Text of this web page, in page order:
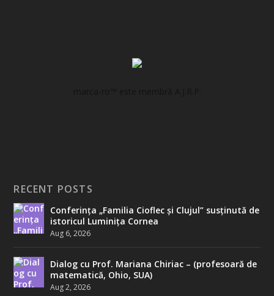
RECENT POSTS
Conferința „Familia Cioflec și Clujul” susținută de
istoricul Luminița Cornea
Aug 6, 2026
Dialog cu Prof. Mariana Chiriac – (profesoară de
matematică, Ohio, SUA)
Aug 2, 2026